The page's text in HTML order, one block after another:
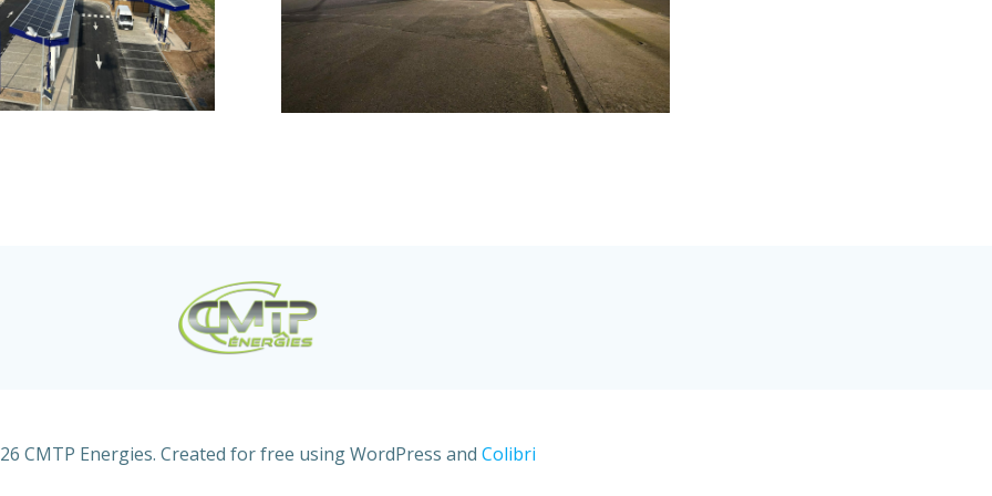
CMTP Energies. Created for free using WordPress and Colibri